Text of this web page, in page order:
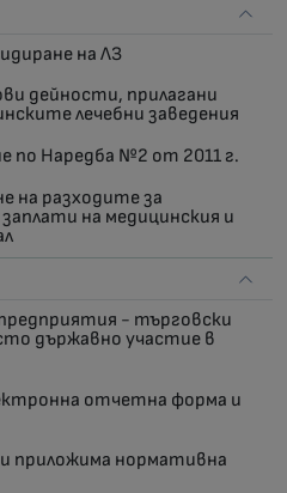
на ЛЗ
дейности, прилагани
лечебни заведения
по Наредба №2 от 2011 г.
на разходите за
на медицинския и
- търговски
държавно участие в
отчетна форма и
приложима нормативна